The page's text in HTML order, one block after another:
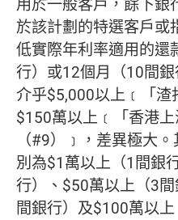
用於一般客戶，餘下銀
於該計劃的特選客戶或
低實際年利率適用的還
行）或12個月（10間
介乎$5,000以上﹝「
$150萬以上﹝「香港上
（#9）﹞，差異極大
別為$1萬以上（1間銀
行）、$50萬以上（3
間銀行）及$100萬以